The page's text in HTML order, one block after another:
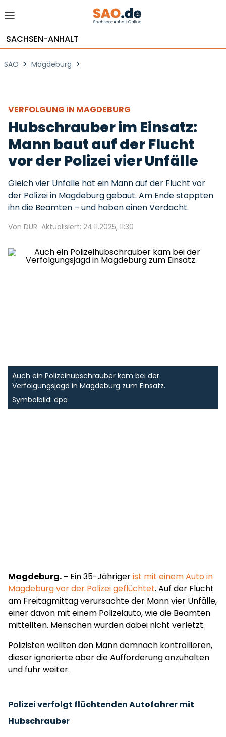
SACHSEN-ANHALT
SAO > Magdeburg >
VERFOLGUNG IN MAGDEBURG
Hubschrauber im Einsatz:
Mann baut auf der Flucht
vor der Polizei vier Unfälle
Gleich vier Unfälle hat ein Mann auf der Flucht vor
der Polizei in Magdeburg gebaut. Am Ende stoppten
ihn die Beamten – und haben einen Verdacht.
Von DUR Aktualisiert: 24.11.2025, 11:30
Auch ein Polizeihubschrauber kam bei der
Verfolgungsjagd in Magdeburg zum Einsatz.
Symbolbild: dpa
Magdeburg. – Ein 35-Jährigerist mit einem Auto in
Magdeburg vor der Polizei geflüchtet. Auf der Flucht
am Freitagmittag verursachte der Mann vier Unfälle,
einer davon mit einem Polizeiauto, wie die Beamten
mitteilten. Menschen wurden dabei nicht verletzt.
Polizisten wollten den Mann demnach kontrollieren,
dieser ignorierte aber die Aufforderung anzuhalten
und fuhr weiter.
Polizei verfolgt flüchtenden Autofahrer mit
Hubschrauber